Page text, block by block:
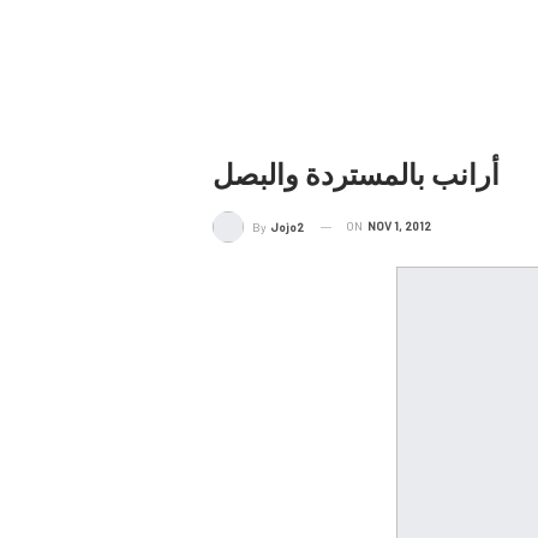
أرانب بالمستردة والبصل
By Jojo2 ON NOV 1, 2012